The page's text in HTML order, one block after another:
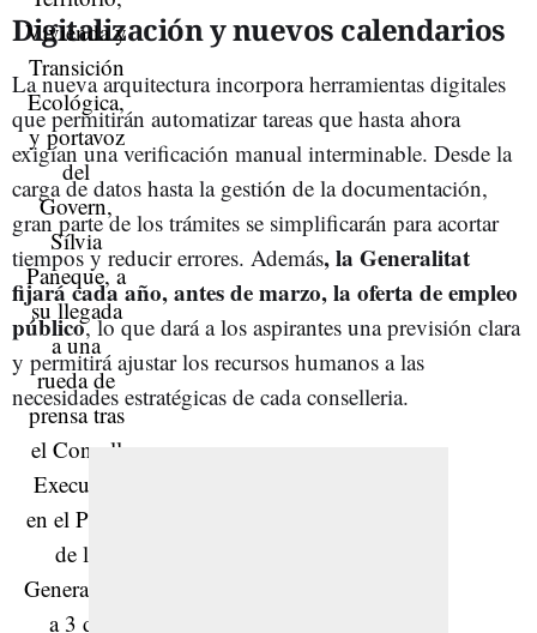
Digitalización y nuevos calendarios
La nueva arquitectura incorpora herramientas digitales
que permitirán automatizar tareas que hasta ahora
exigían una verificación manual interminable. Desde la
carga de datos hasta la gestión de la documentación,
gran parte de los trámites se simplificarán para acortar
tiempos y reducir errores. Además, la Generalitat
fijará cada año, antes de marzo, la oferta de empleo
público, lo que dará a los aspirantes una previsión clara
y permitirá ajustar los recursos humanos a las
necesidades estratégicas de cada conselleria.